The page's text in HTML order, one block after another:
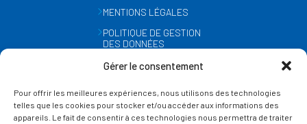
Gérer le consentement
Pour offrir les meilleures expériences, nous utilisons des technologies
telles que les cookies pour stocker et/ou accéder aux informations des
appareils. Le fait de consentir à ces technologies nous permettra de traiter
MENTIONS LÉGALES
POLITIQUE DE GESTION
DES DONNÉES
GESTION DES COOKIES